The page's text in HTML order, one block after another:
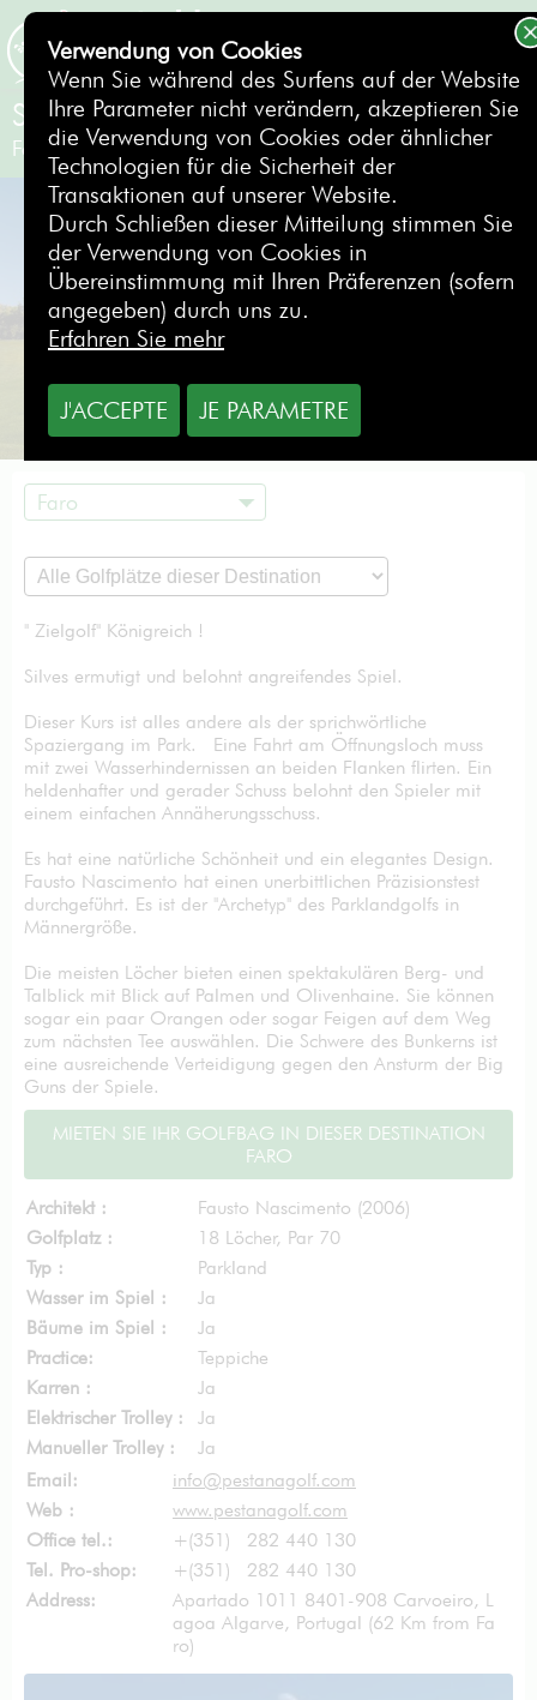
BUCHEN
Silves (Pestana Golf Resort)
Faro- Portugal
Faro
" Zielgolf" Königreich !
Silves ermutigt und belohnt angreifendes Spiel.
Dieser Kurs ist alles andere als der sprichwörtliche
Spaziergang im Park. Eine Fahrt am Öffnungsloch muss
mit zwei Wasserhindernissen an beiden Flanken flirten. Ein
heldenhafter und gerader Schuss belohnt den Spieler mit
einem einfachen Annäherungsschuss.
Es hat eine natürliche Schönheit und ein elegantes Design.
Fausto Nascimento hat einen unerbittlichen Präzisionstest
durchgeführt. Es ist der "Archetyp" des Parklandgolfs in
Männergröße.
Die meisten Löcher bieten einen spektakulären Berg- und
Talblick mit Blick auf Palmen und Olivenhaine. Sie können
sogar ein paar Orangen oder sogar Feigen auf dem Weg
zum nächsten Tee auswählen. Die Schwere des Bunkerns ist
eine ausreichende Verteidigung gegen den Ansturm der Big
Guns der Spiele.
MIETEN SIE IHR GOLFBAG IN DIESER DESTINATION
FARO
Architekt :
Fausto Nascimento (2006)
Golfplatz :
18 Löcher, Par 70
Typ :
Parkland
Wasser im Spiel :
Ja
Bäume im Spiel :
Ja
Practice:
Teppiche
Karren :
Ja
Elektrischer Trolley :
Ja
Manueller Trolley :
Ja
Email:
info@pestanagolf.com
Web :
www.pestanagolf.com
Office tel.:
+(351) 282 440 130
Tel. Pro-shop:
+(351) 282 440 130
Address:
Apartado 1011 8401-908 Carvoeiro, L
agoa Algarve, Portugal (62 Km from Fa
ro)
Verwendung von Cookies
Wenn Sie während des Surfens auf der Website
Ihre Parameter nicht verändern, akzeptieren Sie
die Verwendung von Cookies oder ähnlicher
Technologien für die Sicherheit der
Transaktionen auf unserer Website.
Durch Schließen dieser Mitteilung stimmen Sie
der Verwendung von Cookies in
Übereinstimmung mit Ihren Präferenzen (sofern
angegeben) durch uns zu.
Erfahren Sie mehr
J'ACCEPTE JE PARAMETRE